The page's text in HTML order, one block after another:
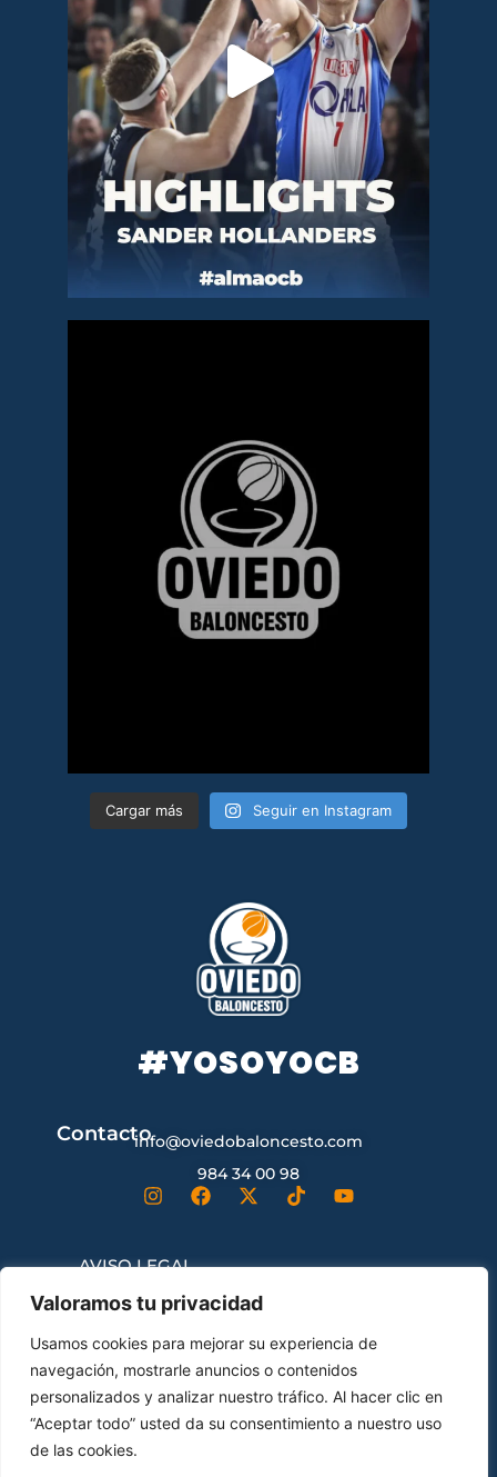
Valoramos tu privacidad
Usamos cookies para mejorar su experiencia de
navegación, mostrarle anuncios o contenidos
personalizados y analizar nuestro tráfico. Al hacer clic en
“Aceptar todo” usted da su consentimiento a nuestro uso
de las cookies.
Cargar más Seguir en Instagram
#YOSOYOCB
Contactoinfo@oviedobaloncesto.com
984 34 00 98
AVISO LEGAL
CONTRATACIÓN
ENVÍOS Y DEVOLUCIONES